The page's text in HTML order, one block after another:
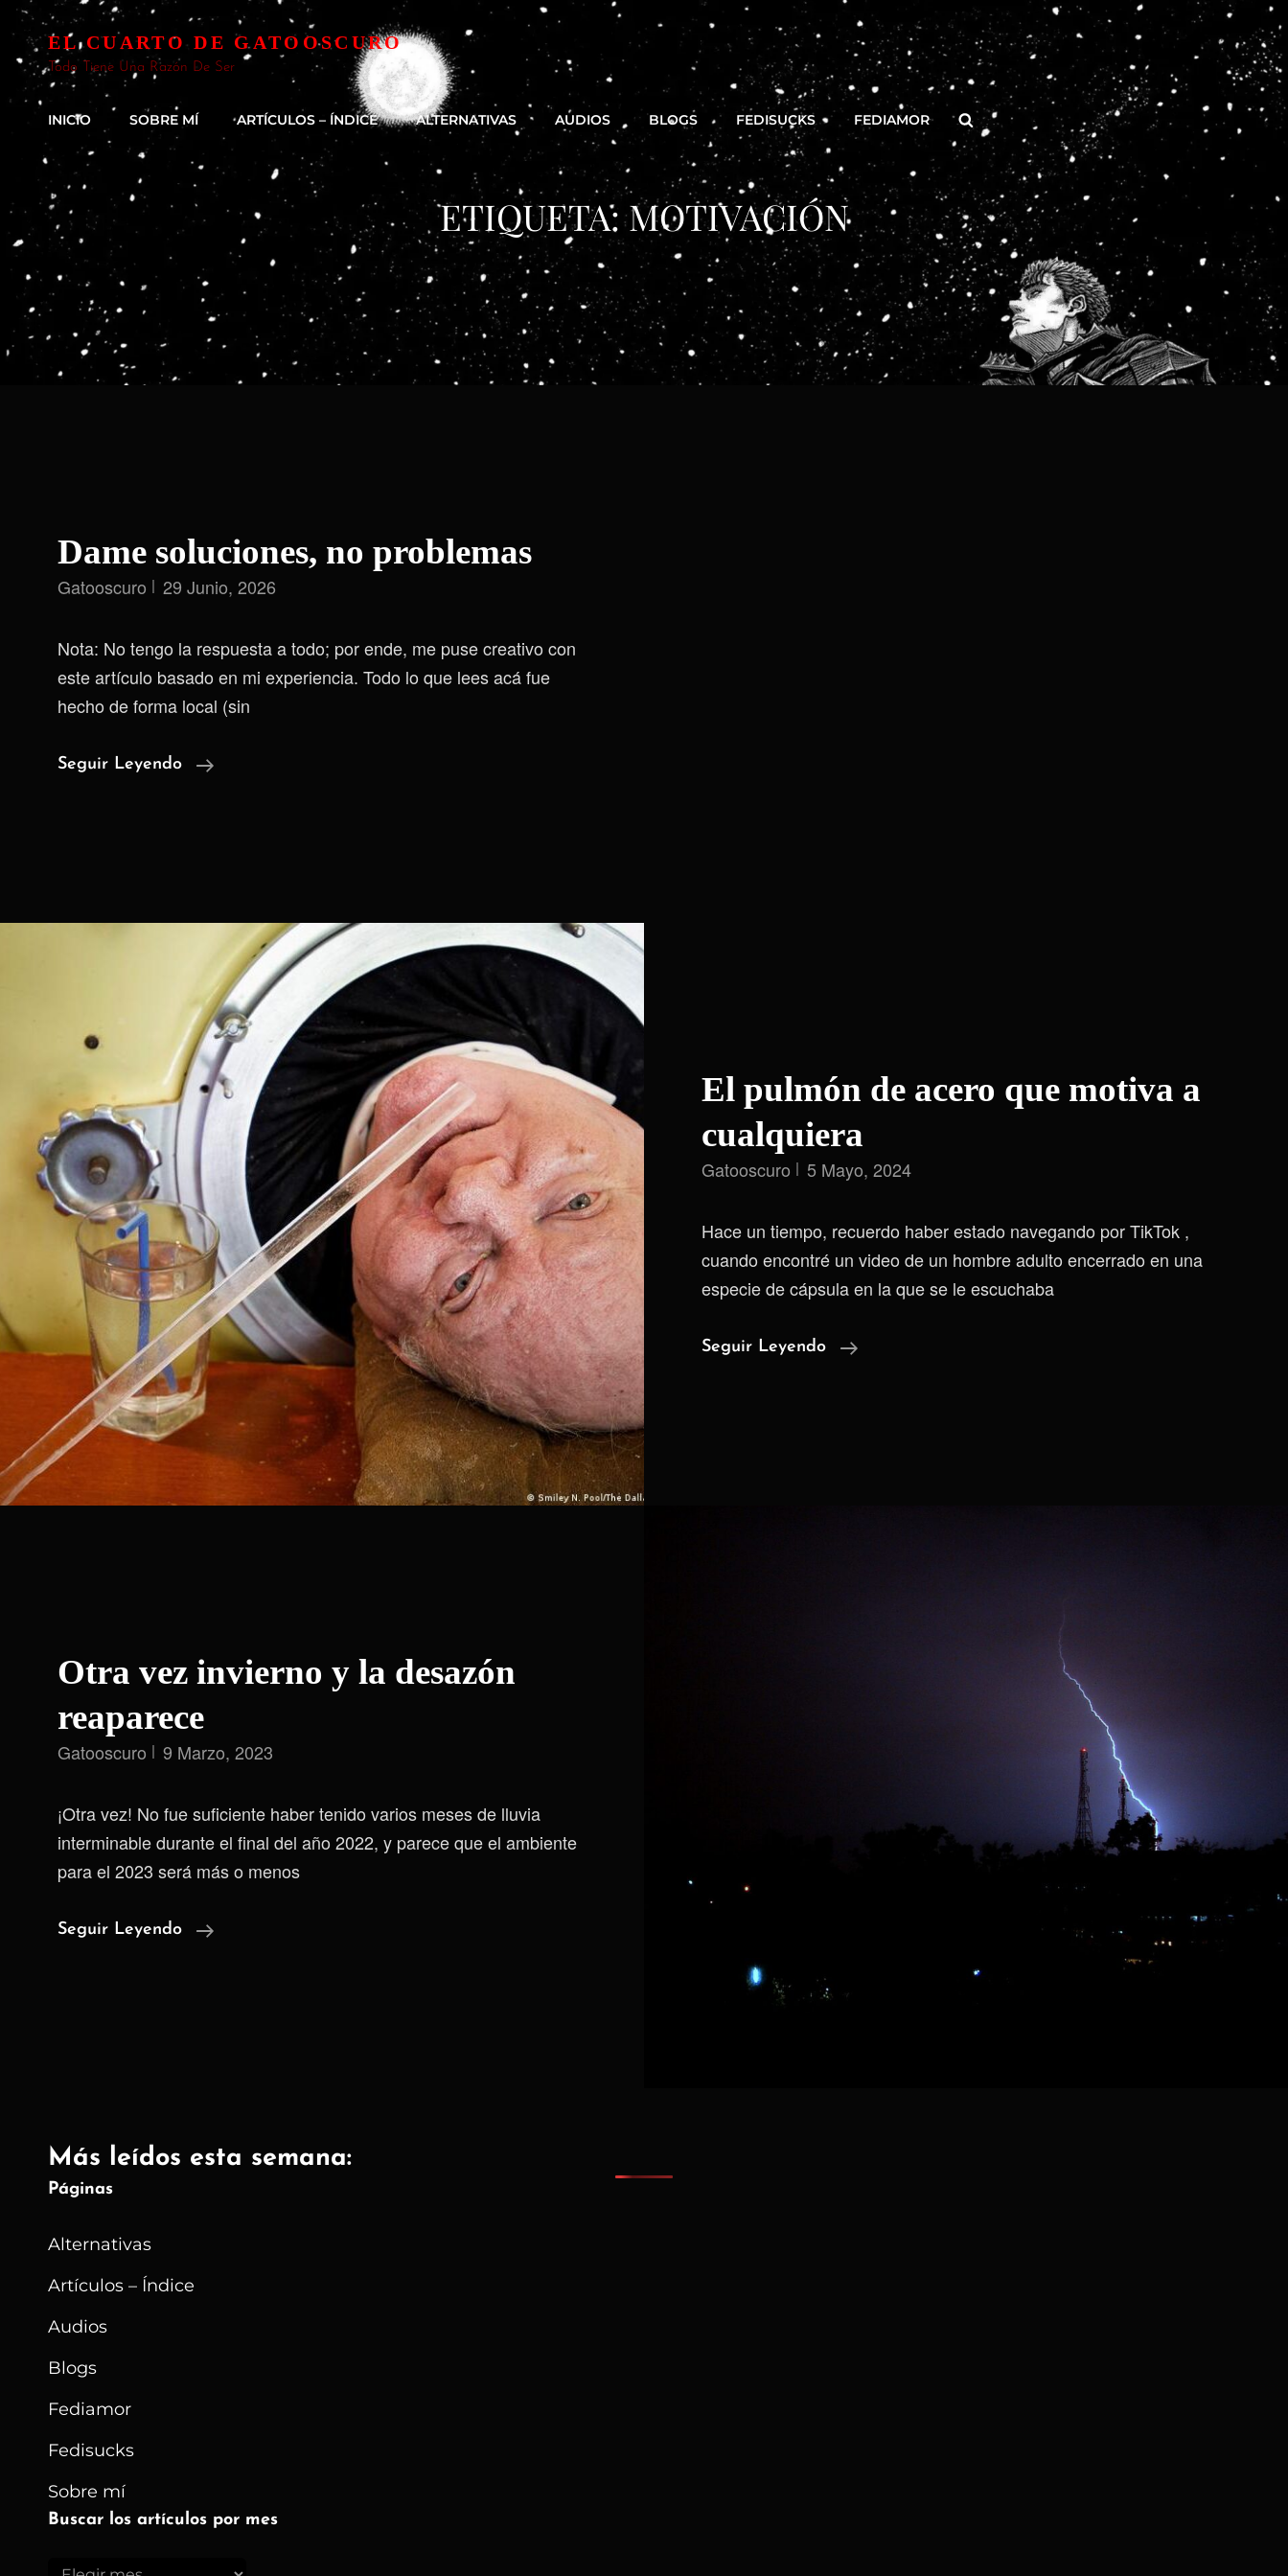
EL CUARTO DE GATOOSCURO
Todo Tiene Una Razón De Ser
INICIO SOBRE MÍ ARTÍCULOS – ÍNDICE ALTERNATIVAS AUDIOS BLOGS FEDISUCKS FEDIAMOR Buscar
ETIQUETA:MOTIVACIÓN
Dame soluciones, no problemas
Gatooscuro 29 Junio, 2026
Nota: No tengo la respuesta a todo; por ende, me puse creativo con
este artículo basado en mi experiencia. Todo lo que lees acá fue
hecho de forma local (sin
Seguir Leyendo
Dame
El pulmón de acero que motiva a
cualquiera
Gatooscuro 5 Mayo, 2024
Hace un tiempo, recuerdo haber estado navegando por TikTok ,
cuando encontré un video de un hombre adulto encerrado en una
especie de cápsula en la que se le escuchaba
Seguir Leyendo
El
Otra vez invierno y la desazón
reaparece
Gatooscuro 9 Marzo, 2023
¡Otra vez! No fue suficiente haber tenido varios meses de lluvia
interminable durante el final del año 2022, y parece que el ambiente
para el 2023 será más o menos
Seguir Leyendo
Otra
Más leídos esta semana:
Páginas
Alternativas
Artículos – Índice
Audios
Blogs
Fediamor
Fedisucks
Sobre mí
Buscar los artículos por mes
Buscar